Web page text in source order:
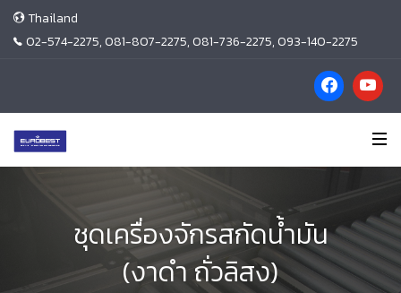
Thailand
02-574-2275, 081-807-2275, 081-736-2275, 093-140-2275
ชุดเครื่องจักรสกัดน้ำมัน
(งาดำ ถั่วลิสง)